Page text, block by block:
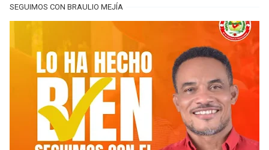
SEGUIMOS CON BRAULIO MEJÍA